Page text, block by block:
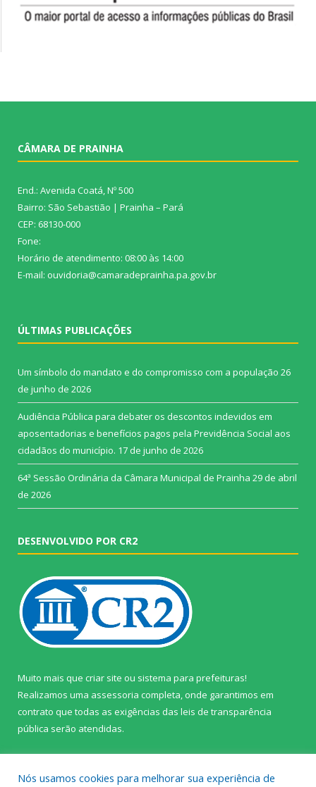
CÂMARA DE PRAINHA
End.: Avenida Coatá, Nº 500
Bairro: São Sebastião | Prainha – Pará
CEP: 68130-000
Fone:
Horário de atendimento: 08:00 às 14:00
E-mail: ouvidoria@camaradeprainha.pa.gov.br
ÚLTIMAS PUBLICAÇÕES
Um símbolo do mandato e do compromisso com a população 26
de junho de 2026
Audiência Pública para debater os descontos indevidos em
aposentadorias e benefícios pagos pela Previdência Social aos
cidadãos do município. 17 de junho de 2026
64ª Sessão Ordinária da Câmara Municipal de Prainha 29 de abril
de 2026
DESENVOLVIDO POR CR2
Muito mais que criar site ou sistema para prefeituras!
Realizamos uma assessoria completa, onde garantimos em
contrato que todas as exigências das leis de transparência
pública serão atendidas.
Nós usamos cookies para melhorar sua experiência de